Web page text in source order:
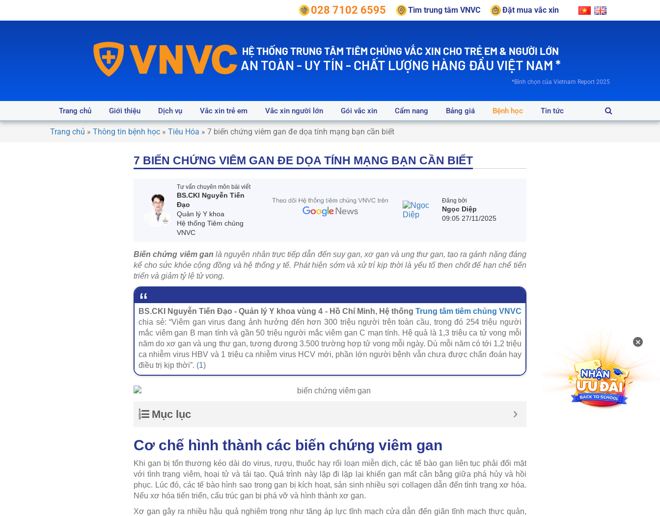
028 7102 6595 Tìm trung tâm VNVC Đặt mua vắc xin
HỆ THỐNG TRUNG TÂM TIÊM CHỦNG VẮC XIN CHO TRẺ EM & NGƯỜI LỚN
AN TOÀN - UY TÍN - CHẤT LƯỢNG HÀNG ĐẦU VIỆT NAM *
*Bình chọn của Vietnam Report 2025
Trang chủ Giới thiệu Dịch vụ Vắc xin trẻ em Vắc xin người lớn Gói vắc xin Cẩm nang Bảng giá Bệnh học Tin tức
Trang chủ » Thông tin bệnh học » Tiêu Hóa » 7 biến chứng viêm gan đe dọa tính mạng bạn cần biết
7 BIẾN CHỨNG VIÊM GAN ĐE DỌA TÍNH MẠNG BẠN CẦN BIẾT
Tư vấn chuyên môn bài viết
BS.CKI Nguyễn Tiến
Đạo
Quản lý Y khoa
Hệ thống Tiêm chủng
VNVC
Đăng bởi
Ngọc Diệp
09:05 27/11/2025
Biến chứng viêm gan là nguyên nhân trực tiếp dẫn đến suy gan, xơ gan và ung thư gan, tạo ra gánh nặng đáng
kể cho sức khỏe cộng đồng và hệ thống y tế. Phát hiện sớm và xử trí kịp thời là yếu tố then chốt để hạn chế tiến
triển và giảm tỷ lệ tử vong.
BS.CKI Nguyễn Tiến Đạo - Quản lý Y khoa vùng 4 - Hồ Chí Minh, Hệ thống Trung tâm tiêm chủng VNVC
chia sẻ: “Viêm gan virus đang ảnh hưởng đến hơn 300 triệu người trên toàn cầu, trong đó 254 triệu người
mắc viêm gan B mạn tính và gần 50 triệu người mắc viêm gan C mạn tính. Hệ quả là 1,3 triệu ca tử vong mỗi
năm do xơ gan và ung thư gan, tương đương 3.500 trường hợp tử vong mỗi ngày. Dù mỗi năm có tới 1,2 triệu
ca nhiễm virus HBV và 1 triệu ca nhiễm virus HCV mới, phần lớn người bệnh vẫn chưa được chẩn đoán hay
điều trị kịp thời”. (1)
Mục lục
Cơ chế hình thành các biến chứng viêm gan
Khi gan bị tổn thương kéo dài do virus, rượu, thuốc hay rối loạn miễn dịch, các tế bào gan liên tục phải đối mặt
với tình trạng viêm, hoại tử và tái tạo. Quá trình này lặp đi lặp lại khiến gan mất cân bằng giữa phá hủy và hồi
phục. Lúc đó, các tế bào hình sao trong gan bị kích hoạt, sản sinh nhiều sợi collagen dẫn đến tình trạng xơ hóa.
Nếu xơ hóa tiến triển, cấu trúc gan bị phá vỡ và hình thành xơ gan.
Xơ gan gây ra nhiều hậu quả nghiêm trọng như tăng áp lực tĩnh mạch cửa dẫn đến giãn tĩnh mạch thực quản,
×